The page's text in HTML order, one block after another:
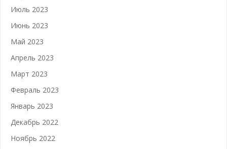
Июль 2023
Июнь 2023
Май 2023
Апрель 2023
Март 2023
Февраль 2023
Январь 2023
Декабрь 2022
Ноябрь 2022